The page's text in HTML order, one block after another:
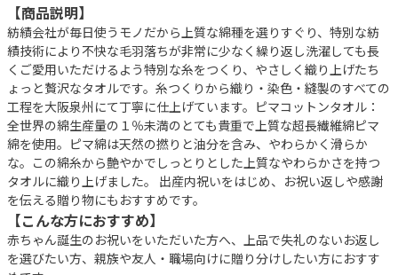
【商品説明】
紡績会社が毎日使うモノだから上質な綿種を選りすぐり、特別な紡
績技術により不快な毛羽落ちが非常に少なく繰り返し洗濯しても長
くご愛用いただけるよう特別な糸をつくり、やさしく織り上げたち
ょっと贅沢なタオルです。糸つくりから織り・染色・縫製のすべての
工程を大阪泉州にて丁寧に仕上げています。ピマコットンタオル：
全世界の綿生産量の１％未満のとても貴重で上質な超長繊維綿ピマ
綿を使用。ピマ綿は天然の撚りと油分を含み、やわらかく滑らか
な。この綿糸から艶やかでしっとりとした上質なやわらかさを持つ
タオルに織り上げました。 出産内祝いをはじめ、お祝い返しや感謝
を伝える贈り物にもおすすめです。
【こんな方におすすめ】
赤ちゃん誕生のお祝いをいただいた方へ、上品で失礼のないお返し
を選びたい方、親族や友人・職場向けに贈り分けしたい方におすす